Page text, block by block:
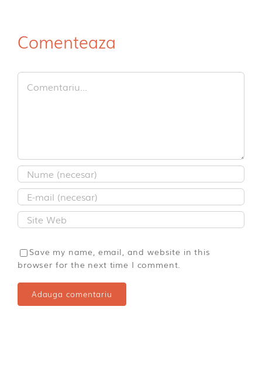
Comenteaza
Comment
Save my name, email, and website in this
browser for the next time I comment.